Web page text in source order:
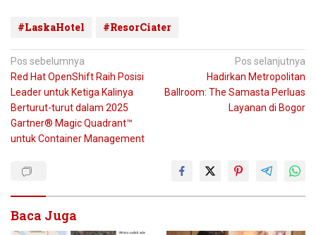
#LaskaHotel #ResorCiater
Navigasi
pos
Pos sebelumnya
Red Hat OpenShift Raih Posisi
Leader untuk Ketiga Kalinya
Berturut-turut dalam 2025
Gartner® Magic Quadrant™
untuk Container Management
Pos selanjutnya
Hadirkan Metropolitan
Ballroom: The Samasta Perluas
Layanan di Bogor
Baca Juga